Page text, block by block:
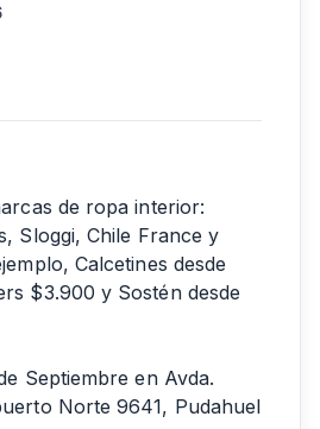
de ropa interior:
Sloggi, Chile France y
Calcetines desde
$3.900 y Sostén desde
Septiembre en Avda.
Norte 9641, Pudahuel